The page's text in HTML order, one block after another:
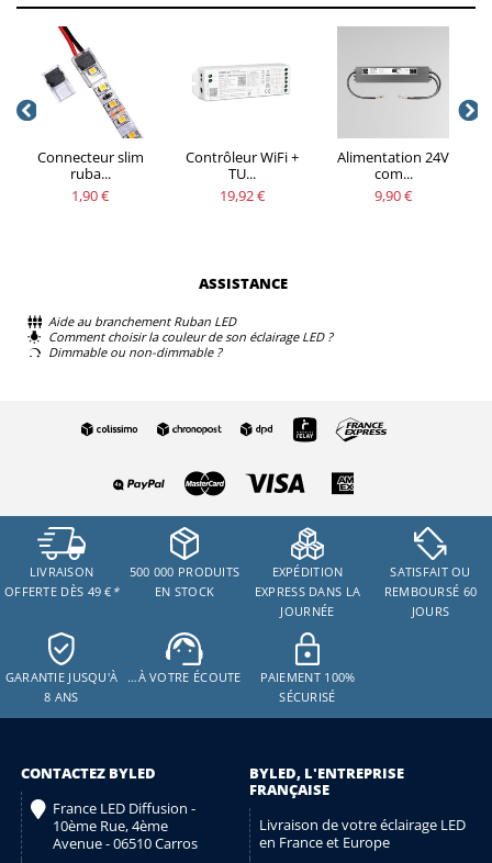
Connecteur slim
ruba...
1,90 €
Contrôleur WiFi +
TU...
19,92 €
Alimentation 24V
com...
9,90 €
ASSISTANCE
Aide au branchement Ruban LED
Comment choisir la couleur de son éclairage LED ?
Dimmable ou non-dimmable ?
LIVRAISON
OFFERTE DÈS 49 € *
500 000 PRODUITS
EN STOCK
EXPÉDITION
EXPRESS DANS LA
JOURNÉE
SATISFAIT OU
REMBOURSÉ 60
JOURS
GARANTIE JUSQU'À
8 ANS
…À VOTRE ÉCOUTE
PAIEMENT 100%
SÉCURISÉ
CONTACTEZ BYLED
France LED Diffusion -
10ème Rue, 4ème
Avenue - 06510 Carros
BYLED, L'ENTREPRISE
FRANÇAISE
Livraison de votre éclairage LED
en France et Europe